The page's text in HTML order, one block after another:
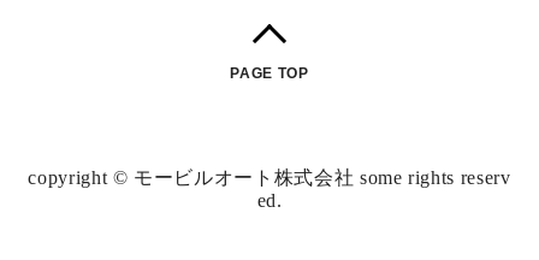
PAGE TOP
copyright © モービルオート株式会社 some rights reserv
ed.